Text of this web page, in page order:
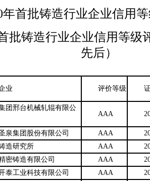
年首批铸造行业企业信用
批铸造行业企业信用等级
先后）
业 评价等级
团邢台机械轧辊有限公
AAA
泉集团股份有限公司 AAA
造研究所 AAA
密铸造有限公司 AAA
泰工业科技有限公司 AAA